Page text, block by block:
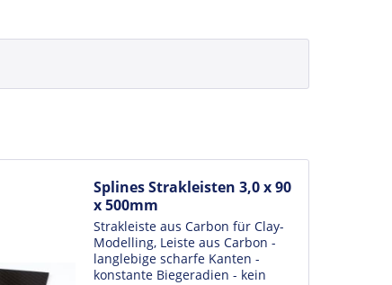
Splines Strakleisten 3,0 x 90
x 500mm
Strakleiste aus Carbon für Clay-
Modelling, Leiste aus Carbon -
langlebige scharfe Kanten -
konstante Biegeradien - kein